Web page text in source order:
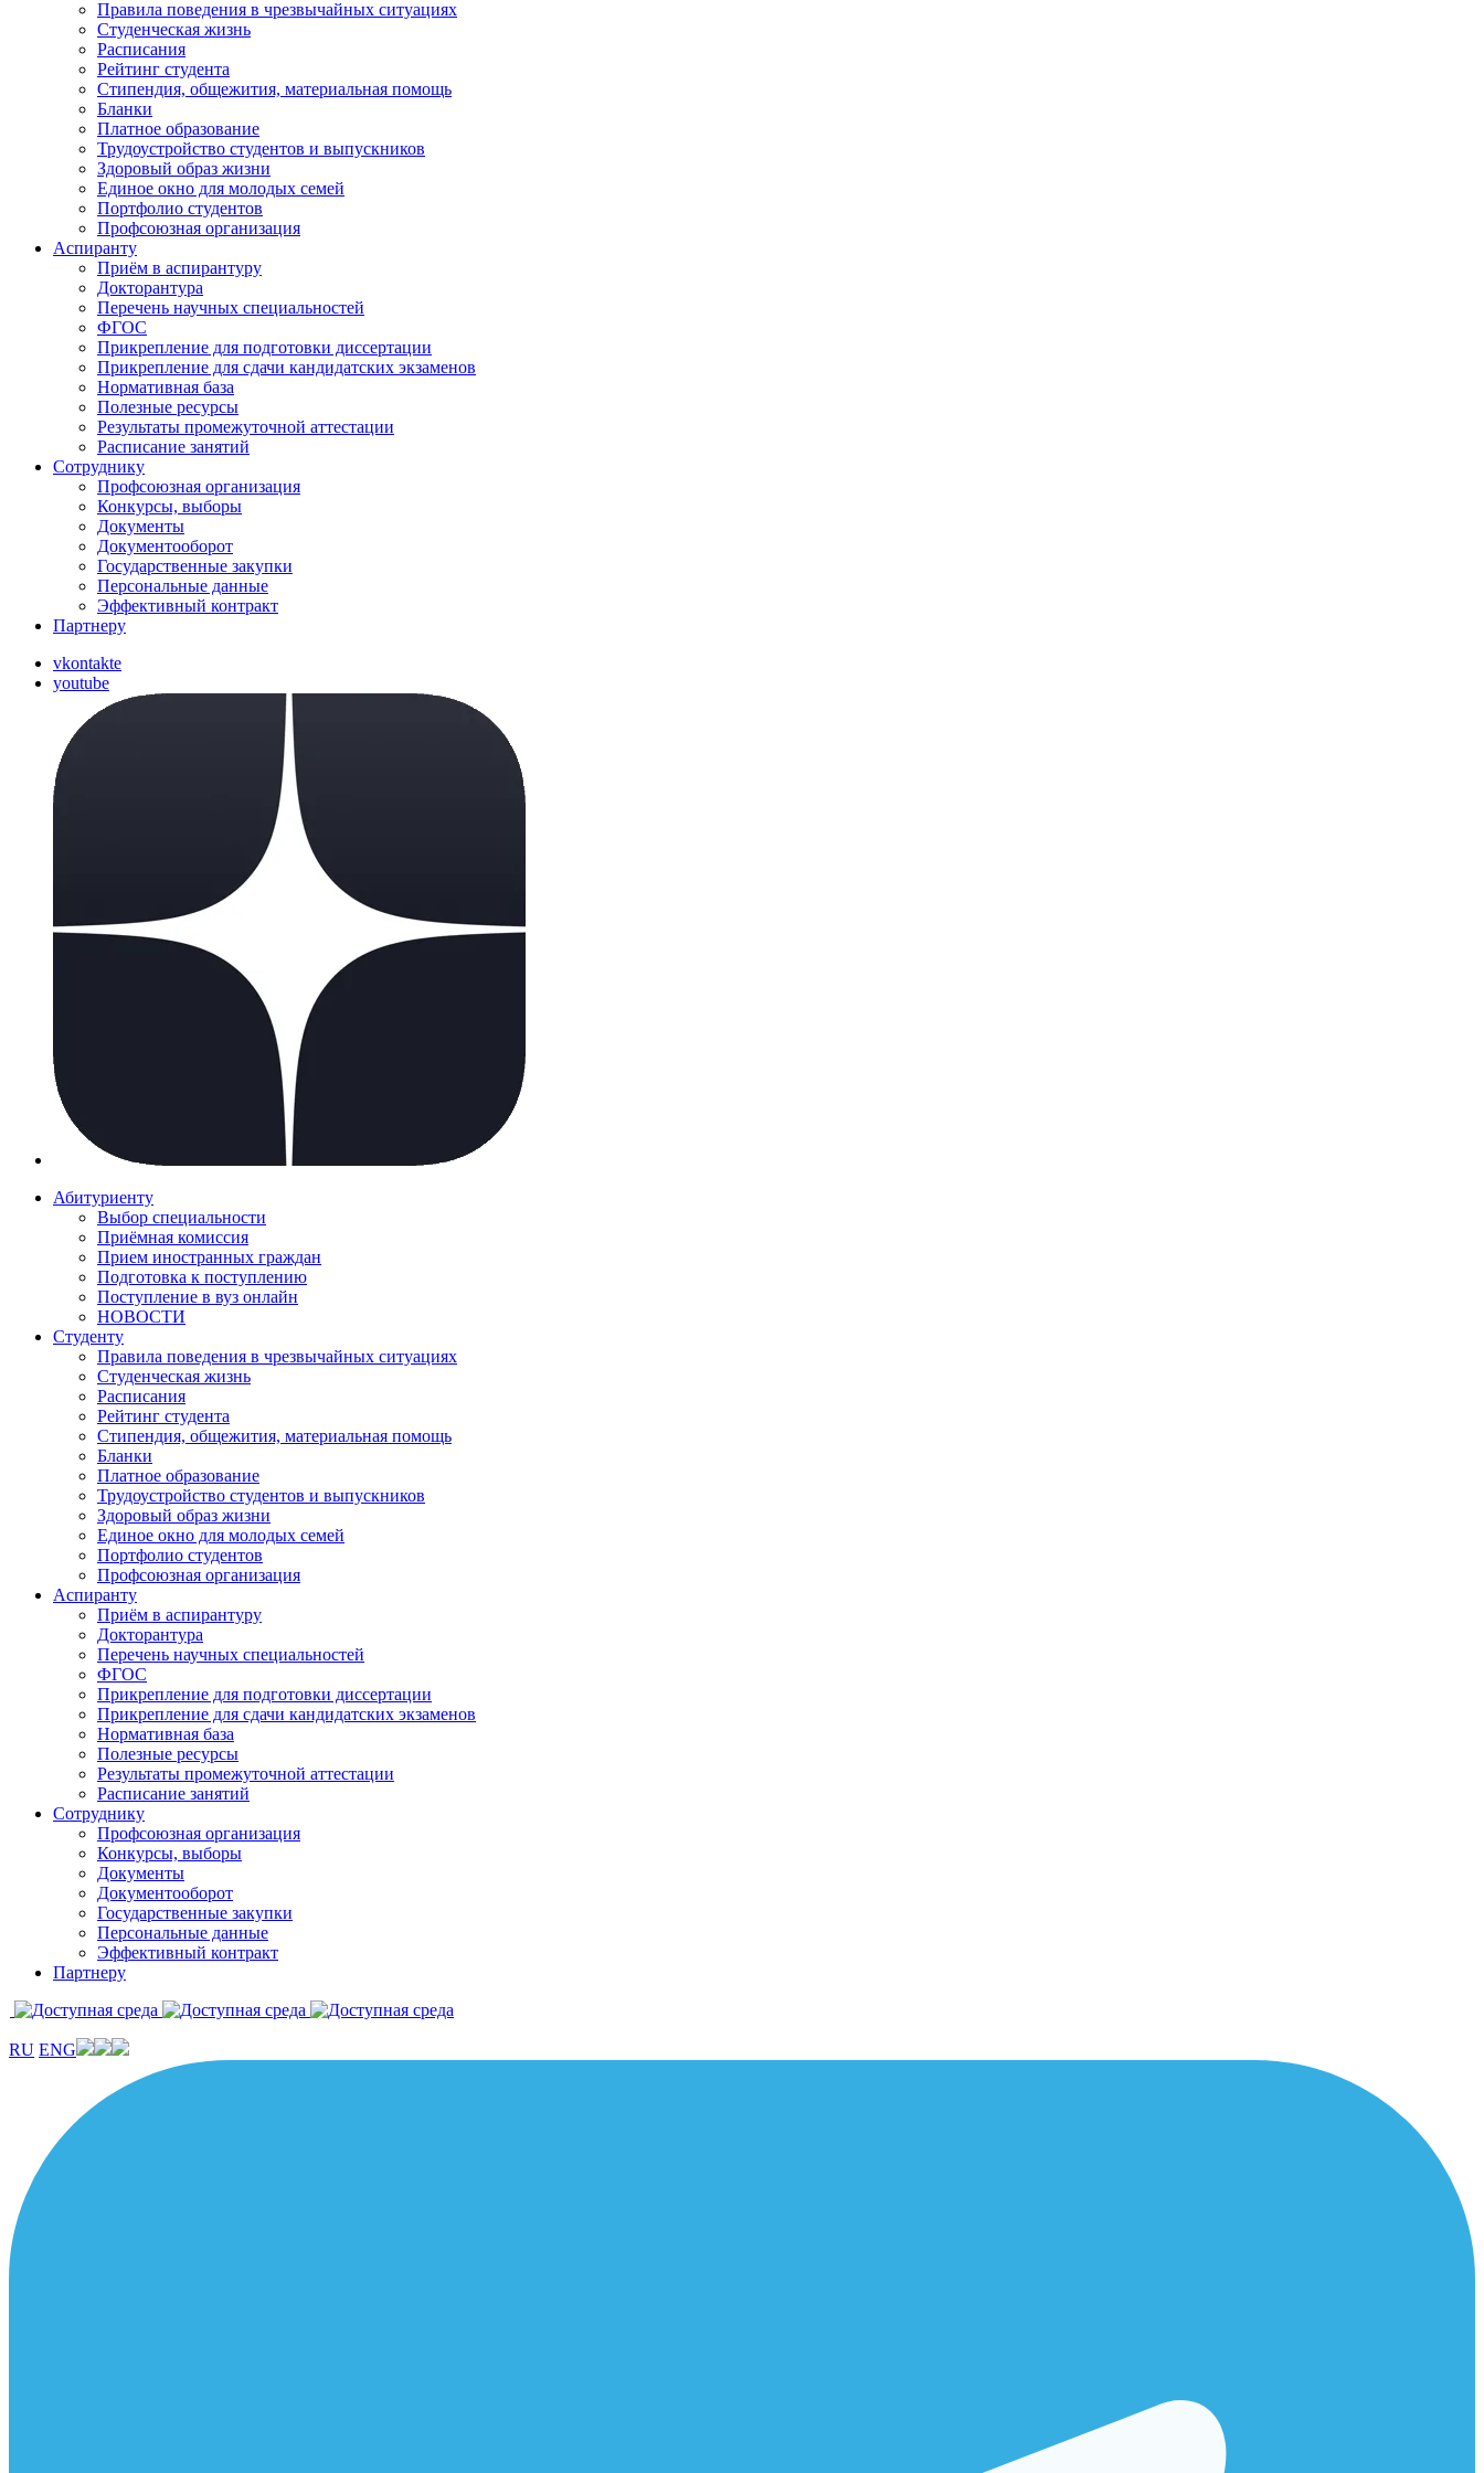
Правила поведения в чрезвычайных ситуациях
Студенческая жизнь
Расписания
Рейтинг студента
Стипендия, общежития, материальная помощь
Бланки
Платное образование
Трудоустройство студентов и выпускников
Здоровый образ жизни
Единое окно для молодых семей
Портфолио студентов
Профсоюзная организация
Аспиранту
Приём в аспирантуру
Докторантура
Перечень научных специальностей
ФГОС
Прикрепление для подготовки диссертации
Прикрепление для сдачи кандидатских экзаменов
Нормативная база
Полезные ресурсы
Результаты промежуточной аттестации
Расписание занятий
Сотруднику
Профсоюзная организация
Конкурсы, выборы
Документы
Документооборот
Государственные закупки
Персональные данные
Эффективный контракт
Партнеру
vkontakte
youtube
Абитуриенту
Выбор специальности
Приёмная комиссия
Прием иностранных граждан
Подготовка к поступлению
Поступление в вуз онлайн
НОВОСТИ
Студенту
Правила поведения в чрезвычайных ситуациях
Студенческая жизнь
Расписания
Рейтинг студента
Стипендия, общежития, материальная помощь
Бланки
Платное образование
Трудоустройство студентов и выпускников
Здоровый образ жизни
Единое окно для молодых семей
Портфолио студентов
Профсоюзная организация
Аспиранту
Приём в аспирантуру
Докторантура
Перечень научных специальностей
ФГОС
Прикрепление для подготовки диссертации
Прикрепление для сдачи кандидатских экзаменов
Нормативная база
Полезные ресурсы
Результаты промежуточной аттестации
Расписание занятий
Сотруднику
Профсоюзная организация
Конкурсы, выборы
Документы
Документооборот
Государственные закупки
Персональные данные
Эффективный контракт
Партнеру
RU ENG